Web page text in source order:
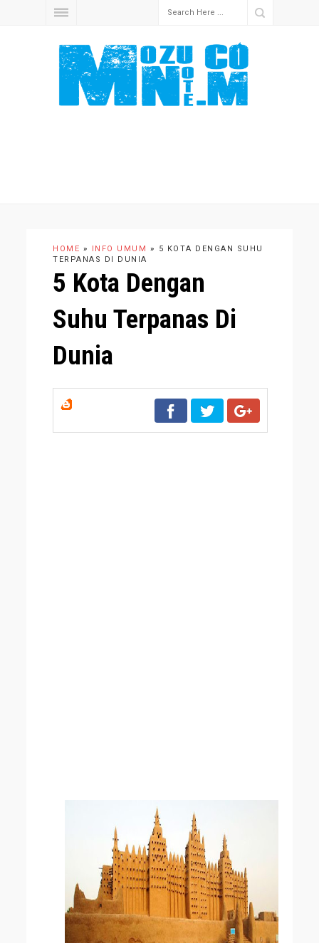
HOME » INFO UMUM »
5 KOTA DENGAN SUHU
TERPANAS DI DUNIA
5 Kota Dengan
Suhu Terpanas Di
Dunia